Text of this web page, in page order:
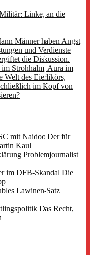
Linke, an die
Männer haben Angst
und Verdienste
die Diskussion.
Strohhalm, Aura im
Welt des Eierlikörs,
im Kopf von
mit Naidoo Der für
Kaul
Problemjournalist
im DFB-Skandal Die
Lawinen-Satz
Das Recht,